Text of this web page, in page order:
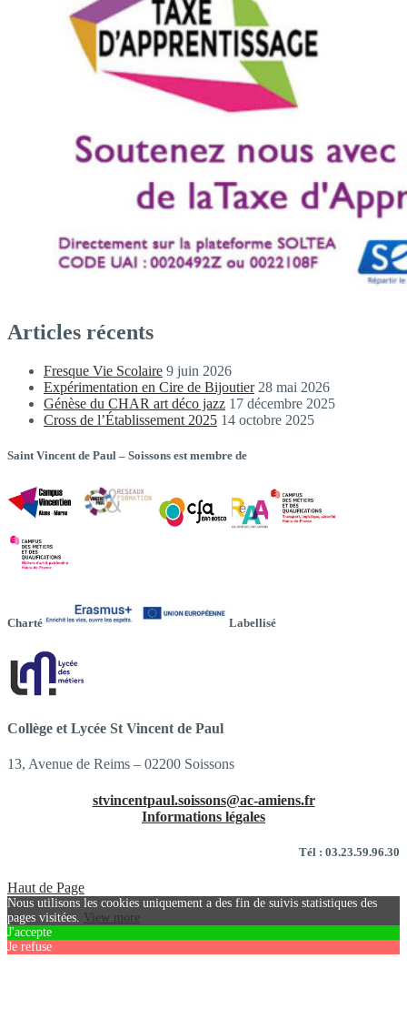
Articles récents
Fresque Vie Scolaire 9 juin 2026
Expérimentation en Cire de Bijoutier 28 mai 2026
Génèse du CHAR art déco jazz 17 décembre 2025
Cross de l’Établissement 2025 14 octobre 2025
Saint Vincent de Paul – Soissons est membre de
Charté Labellisé
Collège et Lycée St Vincent de Paul
13, Avenue de Reims – 02200 Soissons
stvincentpaul.soissons@ac-amiens.fr
Informations légales
Tél : 03.23.59.96.30
Haut de Page
Nous utilisons les cookies uniquement a des fin de suivis statistiques des
pages visitées. View more
J'accepte
Je refuse